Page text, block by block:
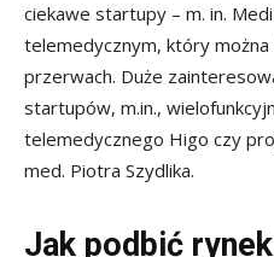
ciekawe startupy – m. in.
telemedycznym, który
przerwach. Duże
startupów, m.in.,
telemedycznego Higo czy
med. Piotra Szydlika.
Jak podbić